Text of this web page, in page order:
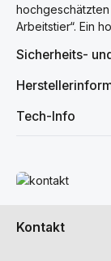
hochgeschätzten
Arbeitstier“. Ein
Sicherheits-
Tech-Info
Mehr erfahren
Kontakt